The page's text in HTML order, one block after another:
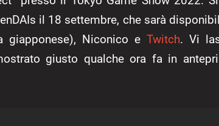
il 18 settembre, che sarà
giapponese), Niconico eTwitch. Vi
giusto qualche ora fa in